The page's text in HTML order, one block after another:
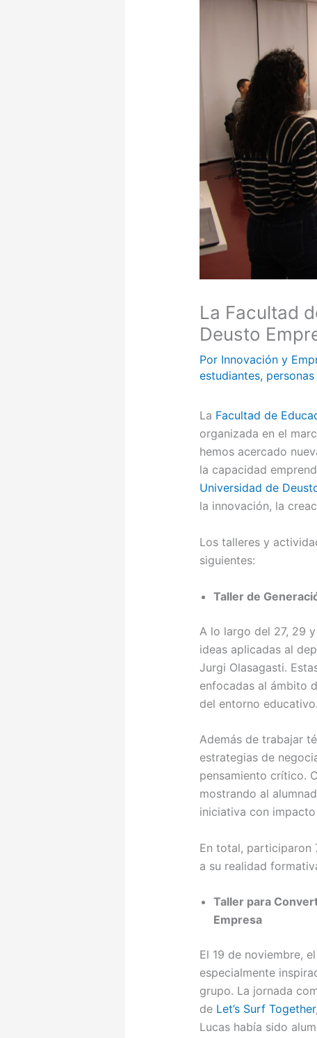
La Facultad
Deusto
Por Innovación y
estudiantes,
La Facultad de
organizada en el
hemos acercado
la capacidad
Universidad de
la innovación, la
Los talleres y
siguientes:
Taller de
A lo largo del 27, 29
ideas aplicadas al
Jurgi Olasagasti.
enfocadas al ámbito
del entorno educativo.
Además de trabajar
estrategias de
pensamiento crítico.
mostrando al
iniciativa con
En total, participaron
a su realidad
Taller para
Empresa
El 19 de noviembre,
especialmente
grupo. La jornada
de Let’s Surf Together
Lucas había sido